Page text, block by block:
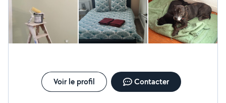
Voir le profil Contacter